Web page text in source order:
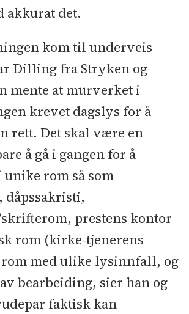
akkurat det.
kom til underveis
Dilling fra Stryken og
mente at murverket i
krevet dagslys for å
rett. Det skal være en
å gå i gangen for å
rom så som
prestens kontor
rom (kirke-tjenerens
med ulike lysinnfall, og
bearbeiding, sier han og
faktisk kan